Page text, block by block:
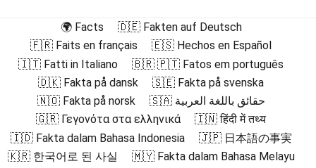
🌍 Facts
🇩🇪 Fakten auf Deutsch
🇫🇷 Faits en français
🇪🇸 Hechos en Español
🇮🇹 Fatti in Italiano
🇧🇷 🇵🇹 Fatos em português
🇩🇰 Fakta på dansk
🇸🇪 Fakta på svenska
🇳🇴 Fakta på norsk
🇸🇦 حقائق باللغة العربية
🇬🇷 Γεγονότα στα ελληνικά
🇮🇳 हिंदी में तथ्य
🇮🇩 Fakta dalam Bahasa Indonesia
🇯🇵 日本語の事実
🇰🇷 한국어로 된 사실
🇲🇾 Fakta dalam Bahasa Melayu